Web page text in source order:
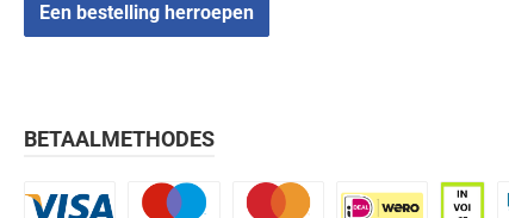
Een bestelling herroepen
BETAALMETHODES